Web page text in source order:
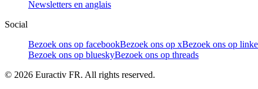
Newsletters en anglais
Social
Bezoek ons op facebookBezoek ons op xBezoek ons op
Bezoek ons op blueskyBezoek ons op threads
© 2026 Euractiv FR. All rights reserved.